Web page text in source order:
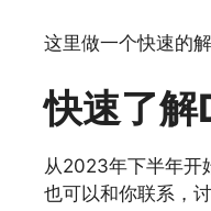
这里做一个快速的解
快速了解
从2023年下半年开
也可以和你联系，